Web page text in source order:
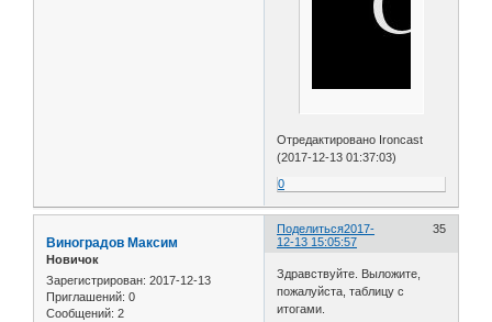
Отредактировано Ironcast
(2017-12-13 01:37:03)
0
Поделиться 35
2017-
12-13 15:05:57
Виноградов Максим
Новичок
Зарегистрирован: 2017-12-13
Приглашений: 0
Сообщений: 2
Здравствуйте. Выложите,
пожалуйста, таблицу с
итогами.